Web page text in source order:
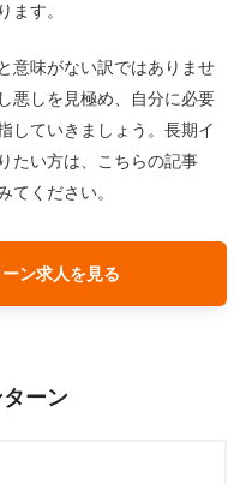
ます。
意味がない訳ではありませ
悪しを見極め、自分に必要
していきましょう。長期イ
たい方は、こちらの記事
てください。
ン求人を見る
ーン